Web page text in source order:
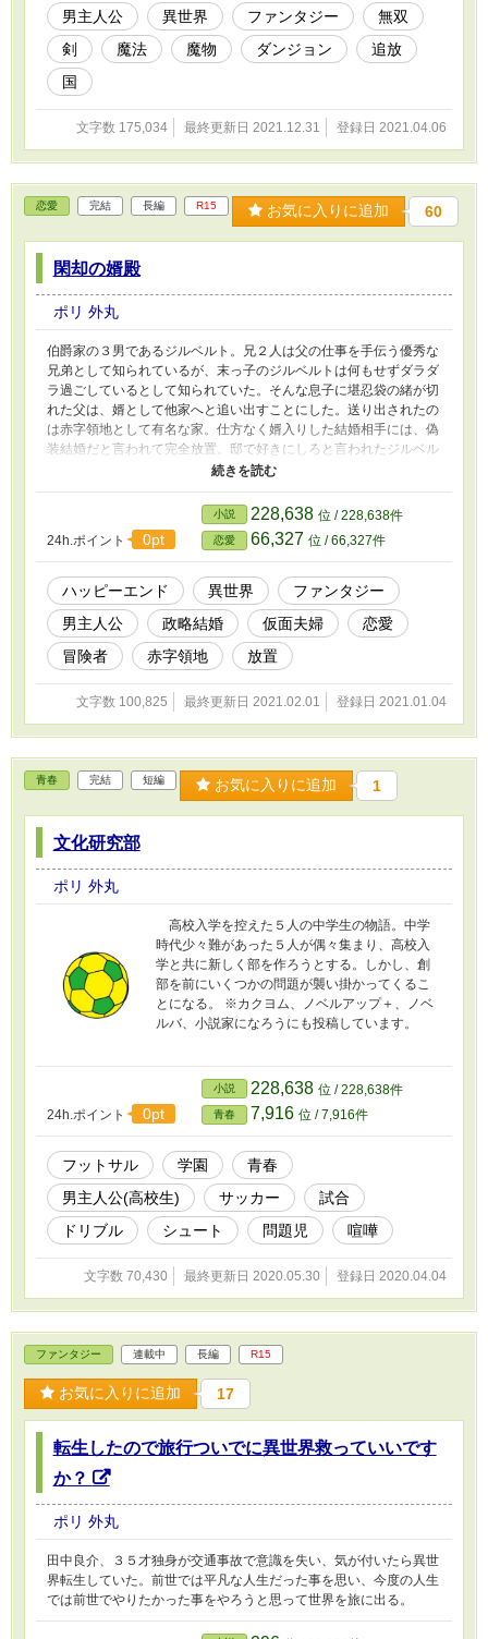
男主人公 異世界 ファンタジー
無双
剣
魔法 魔物 ダンジョン
追放
国
文字数 175,034 最終更新日 2021.12.31 登録日 2021.04.06
恋愛 完結 長編 R15 お気に入りに追加 60
閑却の婿殿
ポリ 外丸
伯爵家の３男であるジルベルト。兄２人は父の仕事を手伝う優秀な
兄弟として知られているが、末っ子のジルベルトは何もせずダラダ
ラ過ごしているとして知られていた。そんな息子に堪忍袋の緒が切
れた父は、婿として他家へと追い出すことにした。送り出されたの
は赤字領地として有名な家。仕方なく婿入りした結婚相手には、偽
装結婚だと言われて完全放置。邸で好きにしろと言われたジルベル
トは、その言葉通り好きにすることにした。閑却（放置）された婿
う、ノベルバ、ノベルアップ＋、カクヨムにも投稿しています。
24h.ポイント 0pt
小説 228,638 位 / 228,638件
恋愛 66,327 位 / 66,327件
ハッピーエンド 異世界
ファンタジー
男主人公
政略結婚 仮面夫婦
恋愛
冒険者
赤字領地 放置
文字数 100,825 最終更新日 2021.02.01 登録日 2021.01.04
青春 完結 短編 お気に入りに追加 1
文化研究部
ポリ 外丸
高校入学を控えた５人の中学生の物語。中学
時代少々難があった５人が偶々集まり、高校入
学と共に新しく部を作ろうとする。しかし、創
部を前にいくつかの問題が襲い掛かってくるこ
とになる。 ※カクヨム、ノベルアップ＋、ノベ
ルバ、小説家になろうにも投稿しています。
24h.ポイント 0pt
小説 228,638 位 / 228,638件
青春 7,916 位 / 7,916件
フットサル 学園
青春
男主人公(高校生)
サッカー
試合
ドリブル
シュート 問題児 喧嘩
文字数 70,430 最終更新日 2020.05.30 登録日 2020.04.04
ファンタジー 連載中 長編 R15
お気に入りに追加 17
転生したので旅行ついでに異世界救っていいです
か？
ポリ 外丸
田中良介、３５才独身が交通事故で意識を失い、気が付いたら異世
界転生していた。前世では平凡な人生だった事を思い、今度の人生
では前世でやりたかった事をやろうと思って世界を旅に出る。